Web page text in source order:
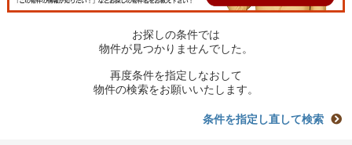
お探しの条件では
物件が見つかりませんでした。
再度条件を指定しなおして
物件の検索をお願いいたします。
条件を指定し直して検索